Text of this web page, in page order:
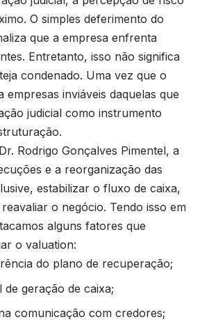
O simples deferimento do
que a empresa enfrenta
Entretanto, isso não significa
condenado. Uma vez que o
empresas inviáveis daquelas que
judicial como instrumento
Rodrigo Gonçalves Pimentel, a
e a reorganização das
estabilizar o fluxo de caixa,
o negócio. Tendo isso em
alguns fatores que
o valuation:
do plano de recuperação;
de geração de caixa;
comunicação com credores;